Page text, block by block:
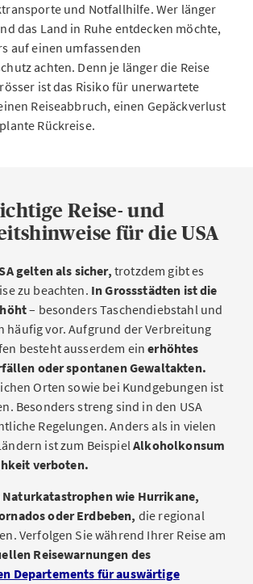
und Notfallhilfe. Wer länger
das Land in Ruhe entdecken möchte,
auf einen umfassenden
achten. Denn je länger die Reise
ist das Risiko für unerwartete
Reiseabbruch, einen Gepäckverlust
Rückreise.
Reise- und
für die USA
gelten als sicher, trotzdem gibt es
zu beachten. In Grossstädten ist die
– besonders Taschendiebstahl und
häufig vor. Aufgrund der Verbreitung
besteht ausserdem einerhöhtes
oder spontanen Gewaltakten.
Orten sowie bei Kundgebungen ist
Besonders streng sind in den USA
Regelungen. Anders als in vielen
ist zum BeispielAlkoholkonsum
verboten.
Naturkatastrophen wie Hurrikane,
oder Erdbeben, die regional
Verfolgen Sie während Ihrer Reise am
Reisewarnungen des
Departements für auswärtige